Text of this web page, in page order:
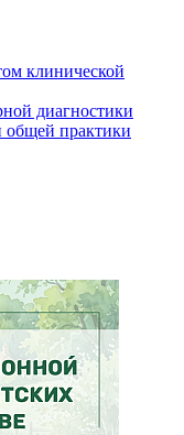
клинической
диагностики
общей практики